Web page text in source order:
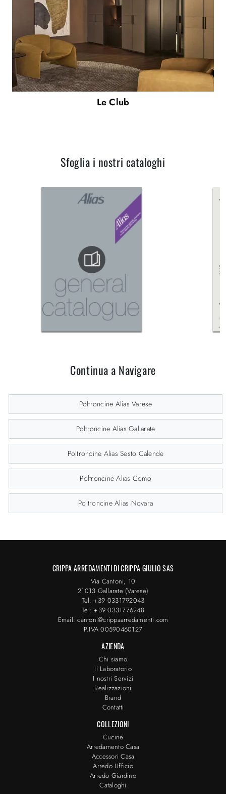
Le Club
Sfoglia i nostri cataloghi
Continua a Navigare
Poltroncine Alias Varese
Poltroncine Alias Gallarate
Poltroncine Alias Sesto Calende
Poltroncine Alias Como
Poltroncine Alias Novara
CRIPPA ARREDAMENTI DI CRIPPA GIULIO SAS
Via Cantoni, 10
21013 Gallarate (Varese)
Tel: +39 0331792043
Tel: +39 0331776248
Email: cantoni@crippaarredamenti.com
P.IVA 00590460127
AZIENDA
Chi siamo
Il Laboratorio
I nostri Servizi
Realizzazioni
Brand
Contatti
COLLEZIONI
Cucine
Arredamento Casa
Accessori Casa
Arredo Ufficio
Arredo Giardino
Cataloghi